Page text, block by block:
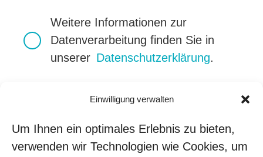
Einwilligung verwalten
Um Ihnen ein optimales Erlebnis zu bieten,
verwenden wir Technologien wie Cookies, um
Weitere Informationen zur
Datenverarbeitung finden Sie in
unserer Datenschutzerklärung.